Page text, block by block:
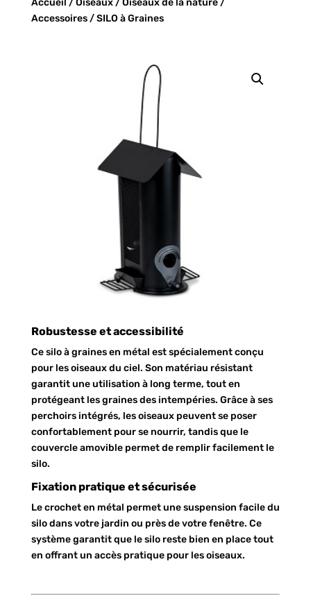
Accueil /Oiseaux/Oiseaux de la nature/
Accessoires/ SILO à Graines
Robustesse et accessibilité
Ce silo à graines en métal est spécialement conçu
pour les oiseaux du ciel. Son matériau résistant
garantit une utilisation à long terme, tout en
protégeant les graines des intempéries. Grâce à ses
perchoirs intégrés, les oiseaux peuvent se poser
confortablement pour se nourrir, tandis que le
couvercle amovible permet de remplir facilement le
silo.
Fixation pratique et sécurisée
Le crochet en métal permet une suspension facile du
silo dans votre jardin ou près de votre fenêtre. Ce
système garantit que le silo reste bien en place tout
en offrant un accès pratique pour les oiseaux.